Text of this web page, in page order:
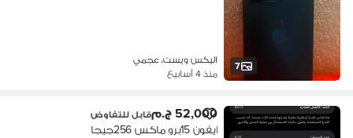
7
اليكس ويست، عجمي
منذ 4 أسابيع
52,000 ج.م قابل للتفاوض
ايفون 15برو ماكس 256جيجا